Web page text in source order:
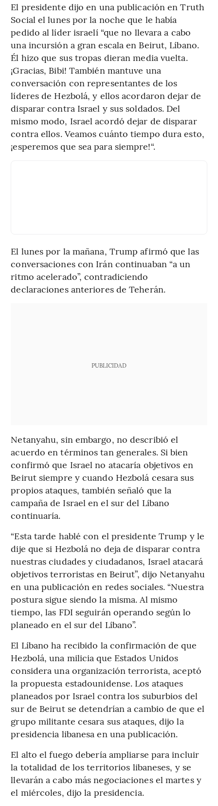
El presidente dijo en una publicación en Truth
Social el lunes por la noche que le había
pedido al líder israelí “que no llevara a cabo
una incursión a gran escala en Beirut, Líbano.
Él hizo que sus tropas dieran media vuelta.
¡Gracias, Bibi! También mantuve una
conversación con representantes de los
líderes de Hezbolá, y ellos acordaron dejar de
disparar contra Israel y sus soldados. Del
mismo modo, Israel acordó dejar de disparar
contra ellos. Veamos cuánto tiempo dura esto,
¡esperemos que sea para siempre!“.
El lunes por la mañana, Trump afirmó que las
conversaciones con Irán continuaban “a un
ritmo acelerado”, contradiciendo
declaraciones anteriores de Teherán.
PUBLICIDAD
Netanyahu, sin embargo, no describió el
acuerdo en términos tan generales. Si bien
confirmó que Israel no atacaría objetivos en
Beirut siempre y cuando Hezbolá cesara sus
propios ataques, también señaló que la
campaña de Israel en el sur del Líbano
continuaría.
“Esta tarde hablé con el presidente Trump y le
dije que si Hezbolá no deja de disparar contra
nuestras ciudades y ciudadanos, Israel atacará
objetivos terroristas en Beirut”, dijo Netanyahu
en una publicación en redes sociales. “Nuestra
postura sigue siendo la misma. Al mismo
tiempo, las FDI seguirán operando según lo
planeado en el sur del Líbano”.
El Líbano ha recibido la confirmación de que
Hezbolá, una milicia que Estados Unidos
considera una organización terrorista, aceptó
la propuesta estadounidense. Los ataques
planeados por Israel contra los suburbios del
sur de Beirut se detendrían a cambio de que el
grupo militante cesara sus ataques, dijo la
presidencia libanesa en una publicación.
El alto el fuego debería ampliarse para incluir
la totalidad de los territorios libaneses, y se
llevarán a cabo más negociaciones el martes y
el miércoles, dijo la presidencia.